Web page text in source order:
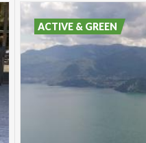
ACTIVE & GREEN